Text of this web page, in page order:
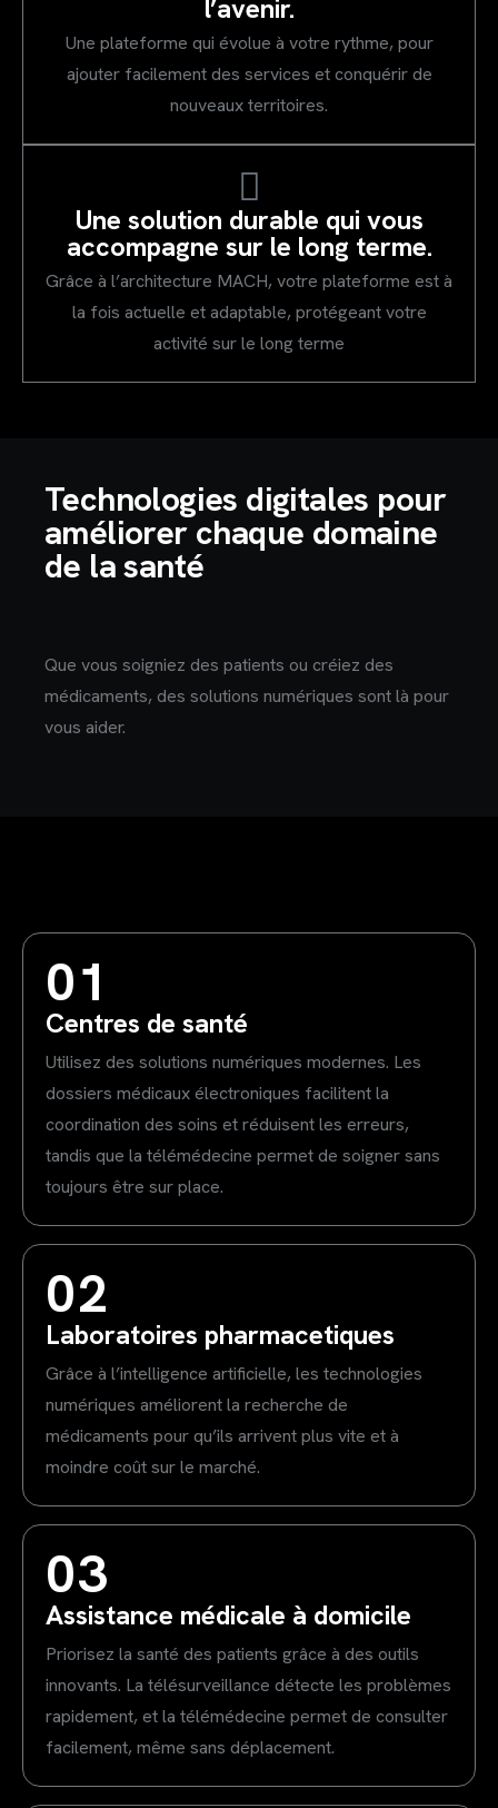
l’avenir.
Une plateforme qui évolue à votre rythme, pour
ajouter facilement des services et conquérir de
nouveaux territoires.
Une solution durable qui vous
accompagne sur le long terme.
Grâce à l’architecture MACH, votre plateforme est à
la fois actuelle et adaptable, protégeant votre
activité sur le long terme
Technologies digitales pour
améliorer chaque domaine
de la santé
Que vous soigniez des patients ou créiez des
médicaments, des solutions numériques sont là pour
vous aider.
01
Centres de santé
Utilisez des solutions numériques modernes. Les
dossiers médicaux électroniques facilitent la
coordination des soins et réduisent les erreurs,
tandis que la télémédecine permet de soigner sans
toujours être sur place.
02
Laboratoires pharmacetiques
Grâce à l’intelligence artificielle, les technologies
numériques améliorent la recherche de
médicaments pour qu’ils arrivent plus vite et à
moindre coût sur le marché.
03
Assistance médicale à domicile
Priorisez la santé des patients grâce à des outils
innovants. La télésurveillance détecte les problèmes
rapidement, et la télémédecine permet de consulter
facilement, même sans déplacement.